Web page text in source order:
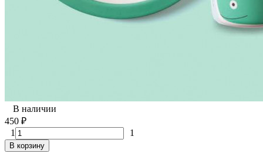
В наличии
450 ₽
1
1
В корзину